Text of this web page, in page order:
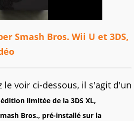
Smash Bros. Wii U et 3DS,
le voir ci-dessous, il s'agit d'un
limitée de la 3DS XL,
Bros., pré-installé sur la